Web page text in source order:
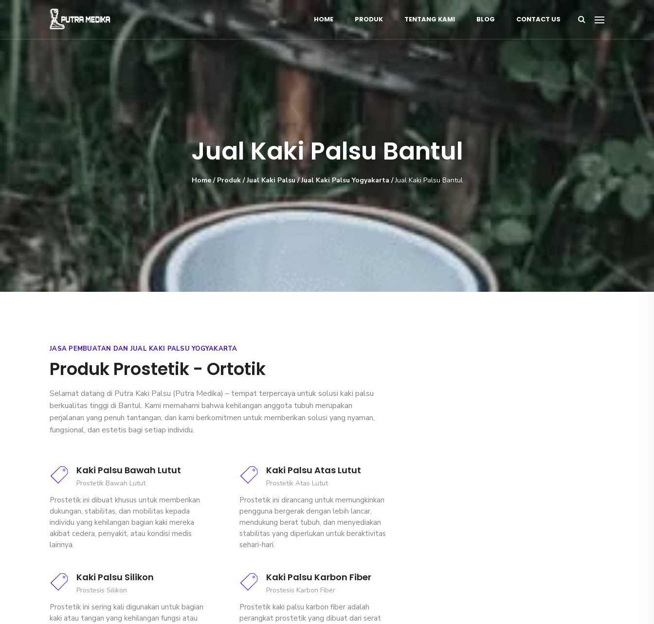
HOME PRODUK TENTANG KAMI BLOG CONTACT US
Jual Kaki Palsu Bantul
Home/ Produk/Jual Kaki Palsu/Jual Kaki Palsu Yogyakarta /Jual Kaki Palsu Bantul
JASA PEMBUATAN DAN JUAL KAKI PALSU YOGYAKARTA
Produk Prostetik - Ortotik
Selamat datang di Putra Kaki Palsu (Putra Medika) – tempat terpercaya untuk solusi kaki palsu
berkualitas tinggi di Bantul. Kami memahami bahwa kehilangan anggota tubuh merupakan
perjalanan yang penuh tantangan, dan kami berkomitmen untuk memberikan solusi yang nyaman,
fungsional, dan estetis bagi setiap individu.
Kaki Palsu Bawah Lutut
Prostetik Bawah Lutut
Prostetik ini dibuat khusus untuk memberikan
dukungan, stabilitas, dan mobilitas kepada
individu yang kehilangan bagian kaki mereka
akibat cedera, penyakit, atau kondisi medis
lainnya.
Kaki Palsu Silikon
Prostesis Silikon
Prostetik ini sering kali digunakan untuk bagian
kaki atau tangan yang kehilangan fungsi atau
Kaki Palsu Atas Lutut
Prostetik Atas Lutut
Prostetik ini dirancang untuk memungkinkan
pengguna bergerak dengan lebih lancar,
mendukung berat tubuh, dan menyediakan
stabilitas yang diperlukan untuk beraktivitas
sehari-hari.
Kaki Palsu Karbon Fiber
Prostesis Karbon Fiber
Prostetik kaki palsu karbon fiber adalah
perangkat prostetik yang dibuat dari serat